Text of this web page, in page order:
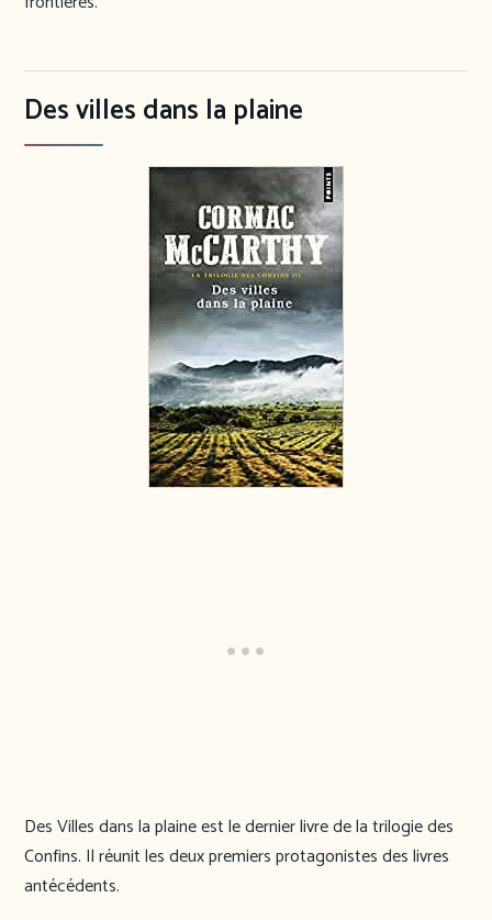
Des villes dans la plaine
Des Villes dans la plaine est le dernier livre de la trilogie des
Confins. Il réunit les deux premiers protagonistes des livres
antécédents.